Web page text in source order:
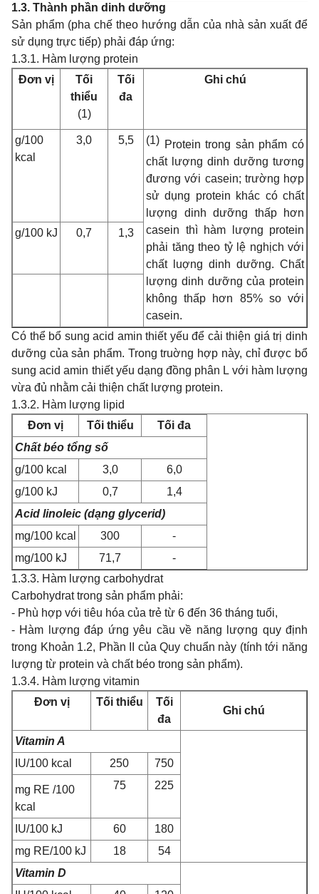
1.3. Thành phần dinh dưỡng
Sản phẩm (pha chế theo hướng dẫn của nhà sản xuất để
sử dụng trực tiếp) phải đáp ứng:
1.3.1. Hàm lượng protein
Đơn vị
Tối
thiểu
(1)
Tối
đa
Ghi chú
g/100
kcal
3,0 5,5 (1) Protein trong sản phẩm có
chất lượng dinh dưỡng tương
đương với casein; trường hợp
sử dụng protein khác có chất
lượng dinh dưỡng thấp hơn
casein thì hàm lượng protein
phải tăng theo tỷ lệ nghịch với
chất luợng dinh dưỡng. Chất
lượng dinh dưỡng của protein
không thấp hơn 85% so với
casein.
g/100 kJ 0,7 1,3
Có thể bổ sung acid amin thiết yếu để cải thiện giá trị dinh
dưỡng của sản phẩm. Trong truờng hợp này, chỉ được bổ
sung acid amin thiết yếu dạng đồng phân L với hàm lượng
vừa đủ nhằm cải thiện chất lượng protein.
1.3.2. Hàm lượng lipid
Đơn vị
Tối thiểu
Tối đa
Chất béo tổng số
g/100 kcal
3,0
6,0
g/100 kJ
0,7
1,4
Acid linoleic (dạng glycerid)
mg/100 kcal
300
-
mg/100 kJ
71,7
-
1.3.3. Hàm lượng carbohydrat
Carbohydrat trong sản phẩm phải:
- Phù hợp với tiêu hóa của trẻ từ 6 đến 36 tháng tuổi,
- Hàm lượng đáp ứng yêu cầu về năng lượng quy định
trong Khoản 1.2, Phần II của Quy chuẩn này (tính tới năng
lượng từ protein và chất béo trong sản phẩm).
1.3.4. Hàm lượng vitamin
Đơn vị
Tối thiểu
Tối
đa
Ghi chú
Vitamin A
IU/100 kcal
250 750
mg RE /100
kcal
75 225
IU/100 kJ 60
180
mg RE/100 kJ 18
54
Vitamin D